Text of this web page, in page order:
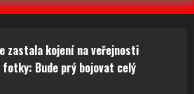
zastala kojení na veřejnosti
Bude prý bojovat celý